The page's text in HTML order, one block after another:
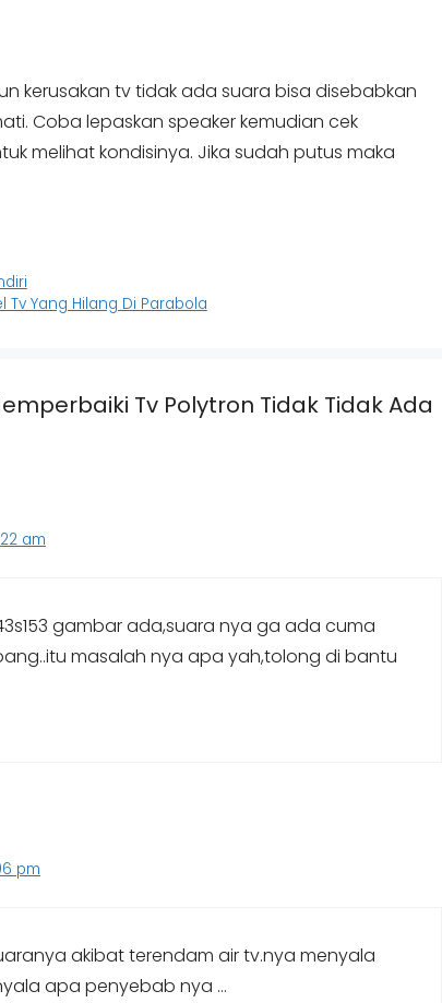
kerusakan tv tidak ada suara bisa disebabkan
Coba lepaskan speaker kemudian cek
melihat kondisinya. Jika sudah putus maka
Yang Hilang Di Parabola
Tv Polytron Tidak Tidak Ada
am
gambar ada,suara nya ga ada cuma
masalah nya apa yah,tolong di bantu
pm
akibat terendam air tv.nya menyala
apa penyebab nya …